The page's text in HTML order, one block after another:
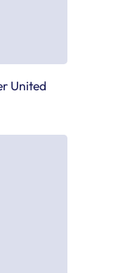
United